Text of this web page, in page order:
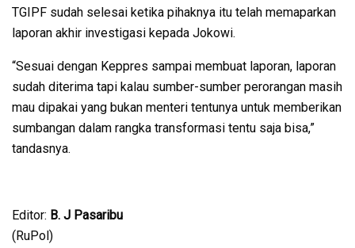
TGIPF sudah selesai ketika pihaknya itu telah memaparkan
laporan akhir investigasi kepada Jokowi.
“Sesuai dengan Keppres sampai membuat laporan, laporan
sudah diterima tapi kalau sumber-sumber perorangan masih
mau dipakai yang bukan menteri tentunya untuk memberikan
sumbangan dalam rangka transformasi tentu saja bisa,”
tandasnya.
Editor: B. J Pasaribu
(RuPol)